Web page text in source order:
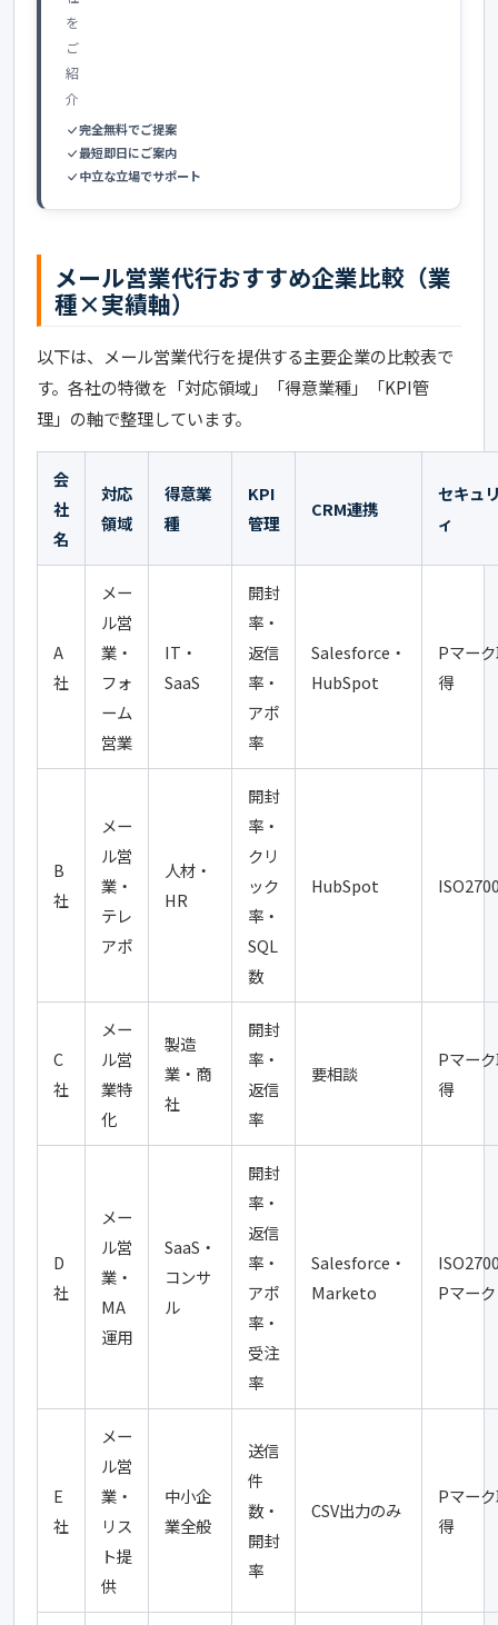
を
ご
紹
介
完全無料でご提案
最短即日にご案内
中立な立場でサポート
メール営業代行おすすめ企業比較（業
種×実績軸）
以下は、メール営業代行を提供する主要企業の比較表で
す。各社の特徴を「対応領域」「得意業種」「KPI管
理」の軸で整理しています。
会
社
名
対応
領域
得意業
種
KPI
管理
CRM連携
セキュ
ィ
A
社
メー
ル営
業・
フォ
ーム
営業
IT・
SaaS
開封
率・
返信
率・
アポ
率
Salesforce・
HubSpot
Pマー
得
B
社
メー
ル営
業・
テレ
アポ
人材・
HR
開封
率・
クリ
ック
率・
SQL
数
HubSpot
C
社
メー
ル営
業特
化
製造
業・商
社
開封
率・
返信
率
要相談
Pマー
得
D
社
メー
ル営
業・
MA
運用
SaaS・
コンサ
ル
開封
率・
返信
率・
アポ
率・
受注
率
Salesforce・
Marketo
Pマーク
E
社
メー
ル営
業・
リス
ト提
供
中小企
業全般
送信
件
数・
開封
率
CSV出力のみ
Pマー
得